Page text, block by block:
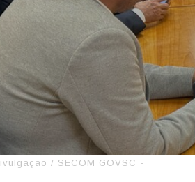
/ SECOM GOVSC -